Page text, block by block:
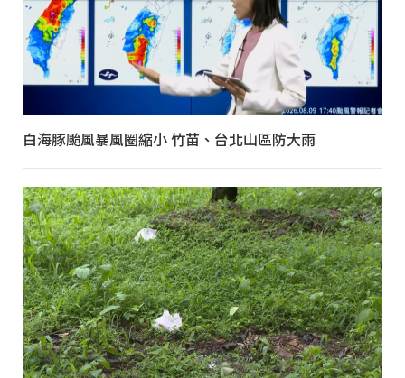
白海豚颱風暴風圈縮小 竹苗、台北山區防大雨